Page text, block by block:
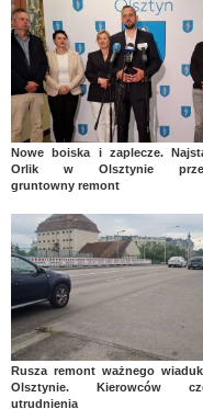
Nowe boiska i zaplecze.
Orlik w Olsztynie
gruntowny remont
Rusza remont ważnego
Olsztynie. Kierowców
utrudnienia